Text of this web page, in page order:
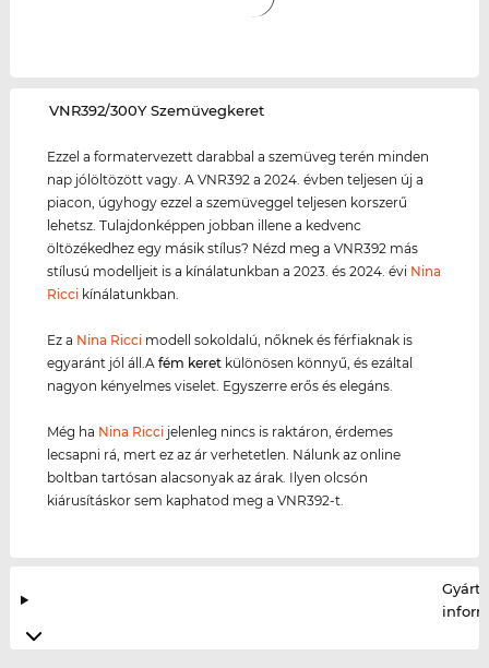
‌VNR392/300Y Szemüvegkeret
Ezzel a formatervezett darabbal a szemüveg terén minden
nap jólöltözött vagy. A VNR392 a 2024. évben teljesen új a
piacon, úgyhogy ezzel a szemüveggel teljesen korszerű
lehetsz. Tulajdonképpen jobban illene a kedvenc
öltözékedhez egy másik stílus? Nézd meg a VNR392 más
stílusú modelljeit is a kínálatunkban a 2023. és 2024. évi Nina
Ricci kínálatunkban.
Ez a Nina Ricci modell sokoldalú, nőknek és férfiaknak is
egyaránt jól áll.Afém keret különösen könnyű, és ezáltal
nagyon kényelmes viselet. Egyszerre erős és elegáns.
Még ha Nina Ricci jelenleg nincs is raktáron, érdemes
lecsapni rá, mert ez az ár verhetetlen. Nálunk az online
boltban tartósan alacsonyak az árak. Ilyen olcsón
kiárusításkor sem kaphatod meg a VNR392-t.